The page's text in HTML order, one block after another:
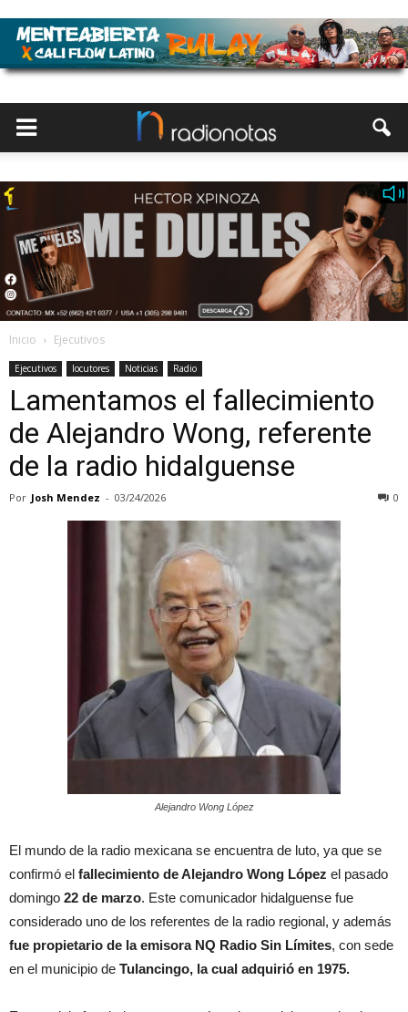
Inicio Ejecutivos
Ejecutivos locutores Noticias Radio
Lamentamos el fallecimiento
de Alejandro Wong, referente
de la radio hidalguense
Por Josh Mendez - 03/24/2026 0
Alejandro Wong López
El mundo de la radio mexicana se encuentra de luto, ya que se
confirmó el fallecimiento de Alejandro Wong López el pasado
domingo 22 de marzo. Este comunicador hidalguense fue
considerado uno de los referentes de la radio regional, y además
fue propietario de la emisora NQ Radio Sin Límites, con sede
en el municipio de Tulancingo, la cual adquirió en 1975.